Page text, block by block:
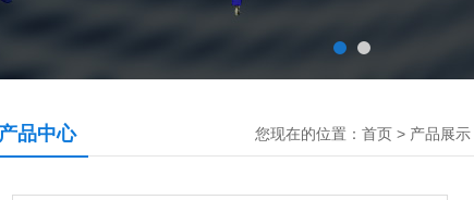
产品中心 您现在的位置： 首页 > 产品展示